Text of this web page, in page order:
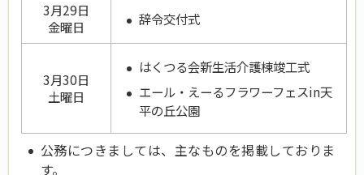
3月29日
金曜日
辞令交付式
3月30日
土曜日
はくつる会新生活介護棟竣工式
エール・えーるフラワーフェスin天
平の丘公園
公務につきましては、主なものを掲載しておりま
す。